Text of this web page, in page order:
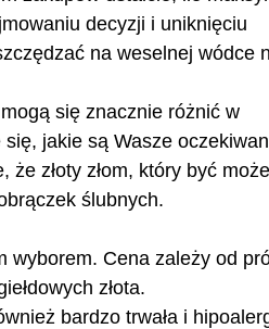
decyzji i uniknięciu
na weselnej wódce
się znacznie różnić w
jakie są Wasze
złoty złom, który być
ślubnych.
wyborem. Cena zależy od
złota.
bardzo trwała i